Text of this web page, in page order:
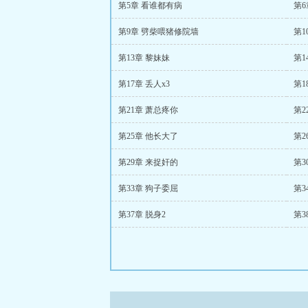
第5章 看谁都有病 第6
第9章 劈柴喂猪修院墙 第
第13章 黎妹妹 第
第17章 丢人x3 第
第21章 萧总疼你 第
第25章 他长大了 第
第29章 来捉奸的 第
第33章 狗子委屈 第
第37章 脱身2 第